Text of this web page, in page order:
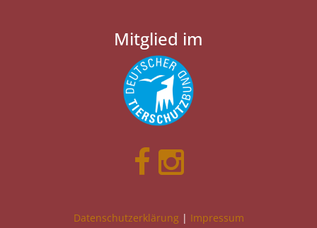
Mitglied im
Datenschutzerklärung | Impressum